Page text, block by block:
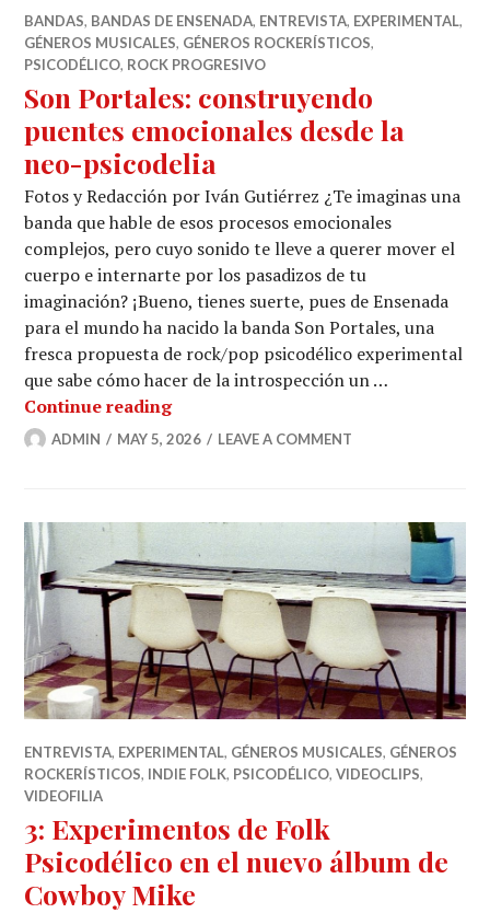
BANDAS, BANDAS DE ENSENADA, ENTREVISTA, EXPERIMENTAL,
GÉNEROS MUSICALES, GÉNEROS ROCKERÍSTICOS,
PSICODÉLICO, ROCK PROGRESIVO
Son Portales: construyendo
puentes emocionales desde la
neo-psicodelia
Fotos y Redacción por Iván Gutiérrez ¿Te imaginas una
banda que hable de esos procesos emocionales
complejos, pero cuyo sonido te lleve a querer mover el
cuerpo e internarte por los pasadizos de tu
imaginación? ¡Bueno, tienes suerte, pues de Ensenada
para el mundo ha nacido la banda Son Portales, una
fresca propuesta de rock/pop psicodélico experimental
que sabe cómo hacer de la introspección un …
Continue readingSon Portales: construyendo
ADMIN MAY 5, 2026 LEAVE A COMMENT
ENTREVISTA, EXPERIMENTAL, GÉNEROS MUSICALES, GÉNEROS
ROCKERÍSTICOS, INDIE FOLK, PSICODÉLICO,VIDEOCLIPS,
VIDEOFILIA
3: Experimentos de Folk
Psicodélico en el nuevo álbum de
Cowboy Mike